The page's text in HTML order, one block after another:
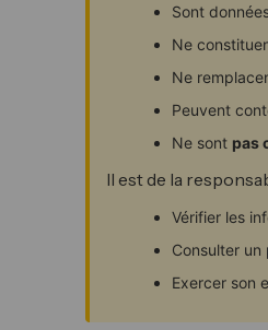
Sont
Ne
Ne
Peuvent
Ne sont pas
Il est de la
Vérifier les
Consulter
Exercer son